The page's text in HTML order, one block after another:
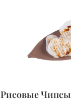
Рисовые Чипсы